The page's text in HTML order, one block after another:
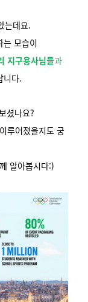
는데요.
는 모습이
지구용사님들과
니다.
셨나요?
이루어졌을지도 궁
알아봅시다:)